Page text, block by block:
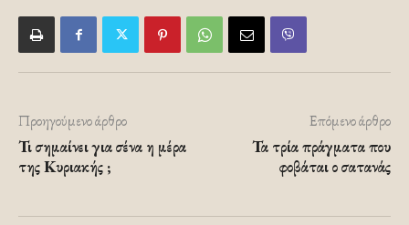
Προηγούμενο άρθρο
Τι σημαίνει για σένα η μέρα
της Κυριακής ;
Επόμενο άρθρο
Τα τρία πράγματα που
φοβάται ο σατανάς